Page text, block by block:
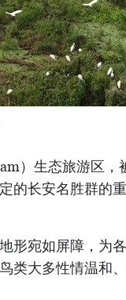
）生态旅游区，
的长安名胜群的
形宛如屏障，为
类大多性情温和